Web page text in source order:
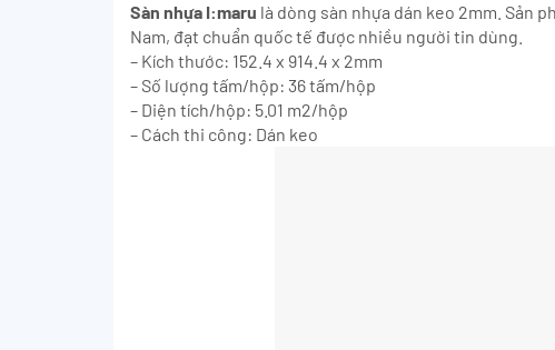
Sàn nhựa I:maru là dòng sàn nhựa dán keo 2mm. Sản
Nam, đạt chuẩn quốc tế được nhiều người tin dùng.
– Kích thước: 152.4 x 914.4 x 2mm
– Số lượng tấm/hộp: 36 tấm/hộp
– Diện tích/hộp: 5.01 m2/hộp
– Cách thi công: Dán keo